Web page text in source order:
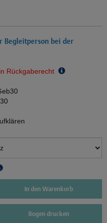
Begleitperson bei der
Rückgaberecht
In den Warenkorb
Bogen drucken